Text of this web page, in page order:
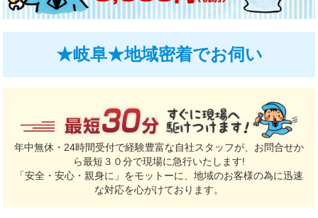
★岐阜★地域密着でお伺い
年中無休・24時間受付で経験豊富な自社スタッフが、お問合せか
ら最短３０分で現場に急行いたします!
「安全・安心・親身に」をモットーに、地域のお客様の為に迅速
な対応を心がけております。